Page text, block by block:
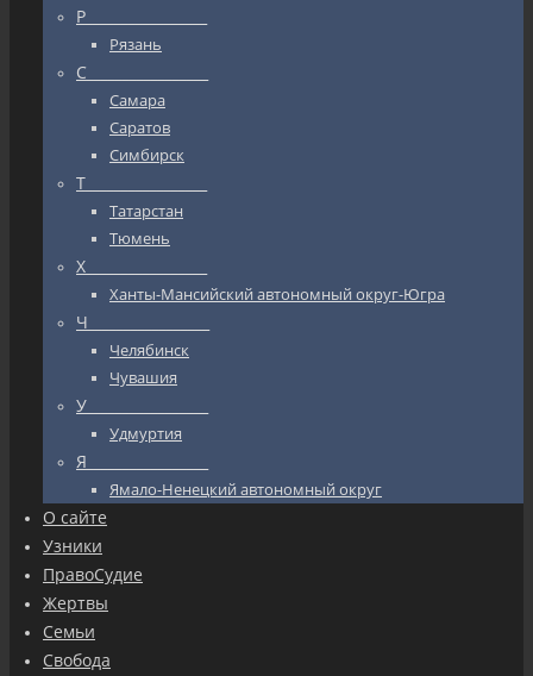
Р_________________
Рязань
С_________________
Самара
Саратов
Симбирск
Т_________________
Татарстан
Тюмень
Х_________________
Ханты-Мансийский автономный округ-Югра
Ч_________________
Челябинск
Чувашия
У_________________
Удмуртия
Я_________________
Ямало-Ненецкий автономный округ
О сайте
Узники
ПравоСудие
Жертвы
Семьи
Свобода